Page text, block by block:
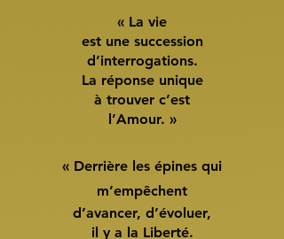
« La vie
est une succession
d’interrogations.
La réponse unique
à trouver c’est
l’Amour. »
« Derrière les épines qui
m’empêchent
d’avancer, d’évoluer,
il y a la Liberté.